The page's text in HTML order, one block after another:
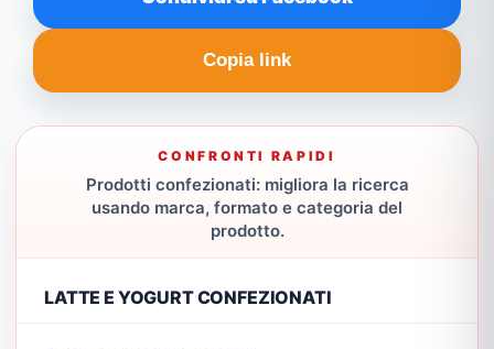
Copia link
CONFRONTI RAPIDI
Prodotti confezionati: migliora la ricerca
usando marca, formato e categoria del
prodotto.
LATTE E YOGURT CONFEZIONATI